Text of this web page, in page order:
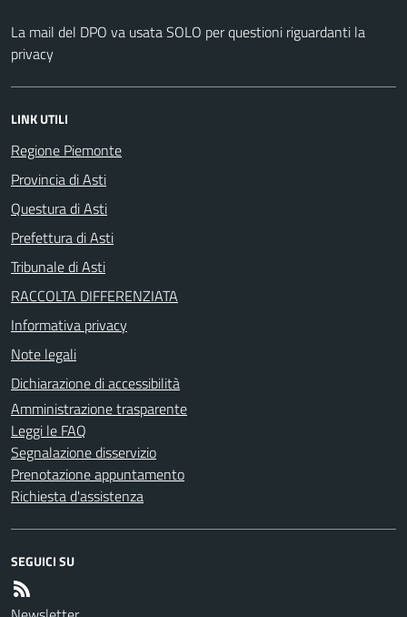
La mail del DPO va usata SOLO per questioni riguardanti la
privacy
LINK UTILI
Regione Piemonte
Provincia di Asti
Questura di Asti
Prefettura di Asti
Tribunale di Asti
RACCOLTA DIFFERENZIATA
Informativa privacy
Note legali
Dichiarazione di accessibilità
Amministrazione trasparente
Leggi le FAQ
Segnalazione disservizio
Prenotazione appuntamento
Richiesta d'assistenza
SEGUICI SU